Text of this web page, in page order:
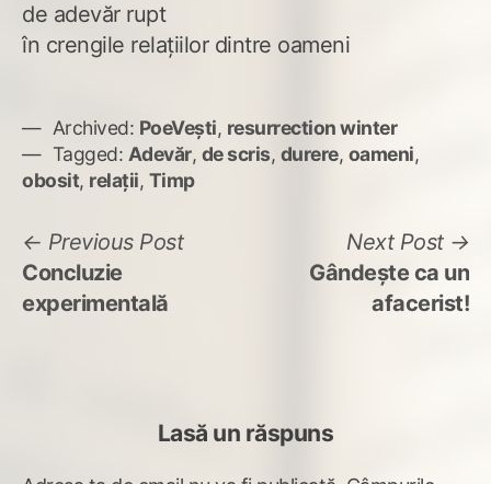
de adevăr rupt
în crengile relațiilor dintre oameni
Archived: PoeVești, resurrection winter
Tagged: Adevăr, de scris, durere, oameni,
obosit, relații, Timp
Navigare
în
Previous PostPrevious
Concluzie
experimentală
Next Post
Gândește ca un
afacerist!
Lasă un răspuns